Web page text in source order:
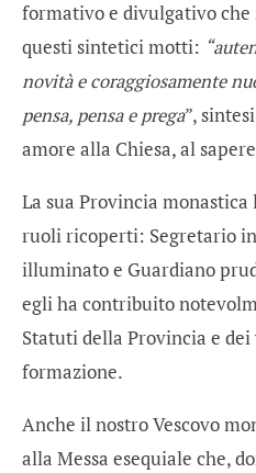
formativo e divulgativo che
questi sintetici motti:
novità e coraggiosamente
pensa, pensa e prega”,
amore alla Chiesa, al
La sua Provincia
ruoli ricoperti: Segretario
illuminato e Guardiano
egli ha contribuito
Statuti della Provincia e
formazione.
Anche il nostro Vescovo
alla Messa esequiale che,